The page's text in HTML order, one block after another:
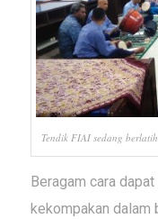
Tendik FIAI sedang
Beragam cara
kekompakan dalam